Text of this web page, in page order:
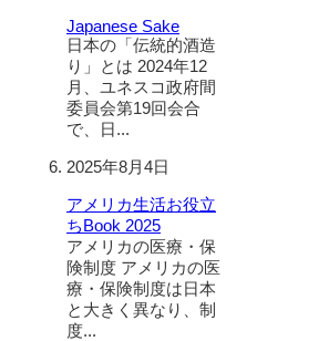
Japanese Sake
日本の「伝統的酒造
り」とは 2024年12
月、ユネスコ政府間
委員会第19回会合
で、日...
2025年8月4日
アメリカ生活お役立
ちBook 2025
アメリカの医療・保
険制度 アメリカの医
療・保険制度は日本
と大きく異なり、制
度...